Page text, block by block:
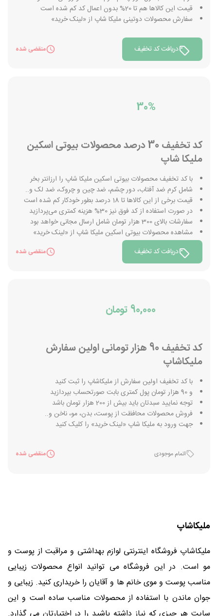
قیمت این کالاها هم تا 20% بدون اعمال کد کم شده است
سفارش محصولات دوتینی ملیکا شاپ از «لینک خرید»
دریافت کد تخفیف منقضی شده
30%
کد تخفیف 30 درصد محصولات بیوتی اسکین
ملیکا شاپ
با کد تخفیف محصولات بیوتی اسکین ملیکا شاپ را ارزانتر بخر
شامل کرم ضد آفتاب، دور چشم، ضد چین و چروک، ضد لک و..
قیمت برخی از این کالاها تا 18 درصد بطور خودکار کم شده است
در صورت استفاده از کد فوق نیز 30% هزینه کمتری می‌پردازید
سفارشات بالای 300 هزار تومان شامل ارسال مجانی خواهد بود
مشاهده محصولات بیوتی اسکین ملیکا شاپ از «لینک خرید»
دریافت کد تخفیف
منقضی شده
90,000 تومان
کد تخفیف 90 هزار تومانی اولین سفارش
ملیکاشاپ
با کد تخفیف اولین سفارش از ملیکاشاپ را ثبت کنید
و 90 هزار تومان پول کمتری بابت صورتحساب بپردازید
توجه نمایید سبدتان باید بیش از 200 هزار تومان باشد
فروش محصولات محافظت از پوست، بدن، مو، ناخن و..
جهت ورود به ملیکا شاپ «لینک خرید» را کلیک کنید
اتمام موجودی منقضی شده
ملیکاشاپ
ملیکاشاپ فروشگاه اینترنتی لوازم بهداشتی و مراقبت از پوست و
مو است. در این فروشگاه می توانید انواع محصولات زیبایی
مناسب پوست و موی خانم ها و آقایان را خریداری کنید. زیبایی و
جوان ماندن با استفاده از محصولات مناسب ساده است و این